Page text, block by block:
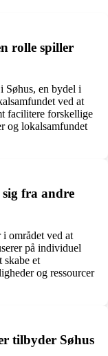
rolle spiller
Søhus, en bydel i
ved at
facilitere forskellige
og lokalsamfundet
fra andre
området ved at
på individuel
et
og ressourcer
tilbyder Søhus